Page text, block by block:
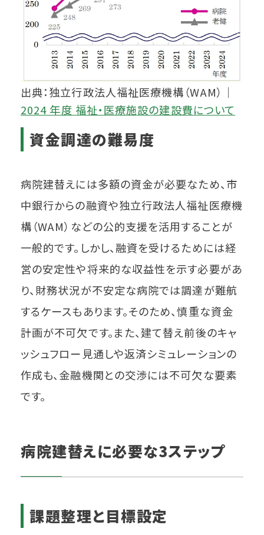
出典：独立行政法人福祉医療機構（WAM）｜
2024 年度 福祉・医療施設の建設費について
資金調達の難易度
病院建替えには多額の資金が必要なため、市
中銀行からの融資や独立行政法人福祉医療機
構（WAM）などの公的支援を活用することが
一般的です。しかし、融資を受けるためには経
営の安定性や将来的な収益性を示す必要があ
り、財務状況が不安定な病院では調達が難航
するケースもあります。そのため、慎重な資金
計画が不可欠です。また、建て替え前後のキャ
ッシュフロー見通しや返済シミュレーションの
作成も、金融機関との交渉には不可欠な要素
です。
病院建替えに必要な3ステップ
課題整理と目標設定